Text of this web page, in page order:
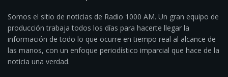
Somos el sitio de noticias de Radio 1000 AM. Un gran equipo de
producción trabaja todos los días para hacerte llegar la
información de todo lo que ocurre en tiempo real al alcance de
las manos, con un enfoque periodístico imparcial que hace de la
noticia una verdad.